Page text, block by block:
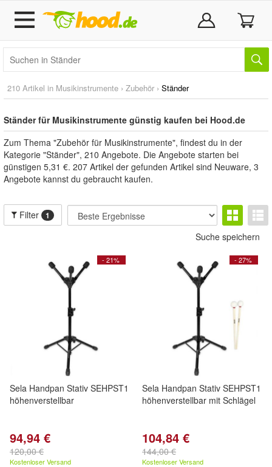
210 Artikel in Musikinstrumente › Zubehör › Ständer
Ständer für Musikinstrumente günstig kaufen bei Hood.de
Zum Thema "Zubehör für Musikinstrumente", findest du in der
Kategorie "Ständer", 210 Angebote. Die Angebote starten bei
günstigen 5,31 €. 207 Artikel der gefunden Artikel sind Neuware, 3
Angebote kannst du gebraucht kaufen.
Filter 1
Suche speichern
- 21%
Sela Handpan Stativ SEHPST1
höhenverstellbar
94,94 €
120,00 €
Kostenloser Versand
- 27%
Sela Handpan Stativ SEHPST1
höhenverstellbar mit Schlägel
104,84 €
144,00 €
Kostenloser Versand